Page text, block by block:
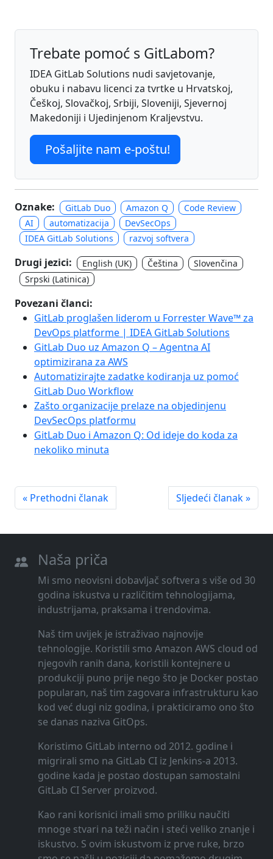
Trebate pomoć s GitLabom?
IDEA GitLab Solutions nudi savjetovanje,
obuku i nabavu licenci za tvrtke u Hrvatskoj,
Češkoj, Slovačkoj, Srbiji, Sloveniji, Sjevernoj
Makedoniji i Ujedinjenom Kraljevstvu.
Pošaljite nam e-poštu!
Oznake: GitLab Duo Amazon Q
Code Review
AI
automatizacija
DevSecOps
IDEA GitLab Solutions
razvoj softvera
Drugi jezici: English (UK) Čeština
Slovenčina
Srpski (Latinica)
Povezani članci:
GitLab proglašen liderom u Forrester Wave™ za
DevOps platforme | IDEA GitLab Solutions
GitLab Duo uz Amazon Q – Agentna AI
optimizirana za AWS
Automatizirajte zadatke kodiranja uz pomoć
GitLab Duo Workflow
Zašto organizacije prelaze na objedinjenu
DevSecOps platformu
GitLab Duo i Amazon Q: Od ideje do koda za
nekoliko minuta
« Prethodni članak Sljedeći članak »
Naša priča
Mi smo neovisni dobavljač softvera s više od 30
godina iskustva u različitim tehnologijama,
industrijama, praksama i trendovima.
Naš tim uvijek je istraživao najnovije
tehnologije. Koristili smo Amazon AWS cloud od
njegovih ranih dana, koristili kontejnere u
produkciji puno prije nego što je Docker postao
popularan, naš tim zagovara infrastrukturu kao
kod već dugi niz godina, i prakticiramo ono što
se danas naziva GitOps.
Koristimo GitLab interno od 2012. godine i
migrirali smo na GitLab CI iz Jenkins-a 2013.
godine kada je postao dostupan samostalni
GitLab CI Server proizvod.
Kao rani korisnici imali smo priliku naučiti
mnoge stvari na teži način i steći veliko znanje i
iskustvo. S ovim iskustvom iz prve ruke, brzo